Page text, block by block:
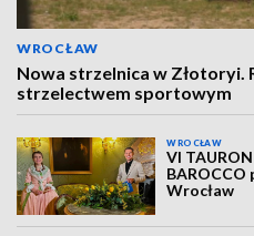
WROCŁAW
Nowa strzelnica w Złotoryi.
strzelectwem sportowym
WROCŁAW
VI
BAROCCO
Wrocław